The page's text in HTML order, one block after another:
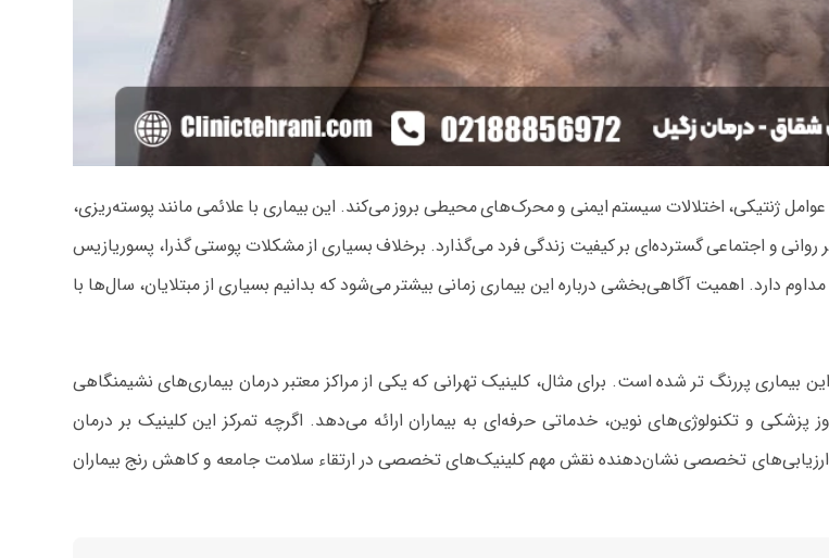
ژنتیکی، اختلالات سیستم ایمنی و محرک‌های محیطی بروز می‌کند. این بیماری با علائمی مانند پوسته‌ریزی،
و اجتماعی گسترده‌ای بر کیفیت زندگی فرد می‌گذارد. برخلاف بسیاری از مشکلات پوستی گذرا، پسوریازیس
دارد. اهمیت آگاهی‌بخشی درباره این بیماری زمانی بیشتر می‌شود که بدانیم بسیاری از مبتلایان، سال‌ها با
پررنگ‌ تر شده است. برای مثال، کلینیک تهرانی که یکی از مراکز معتبر درمان بیماری‌های نشیمنگاهی
پزشکی و تکنولوژی‌های نوین، خدماتی حرفه‌ای به بیماران ارائه می‌دهد. اگرچه تمرکز این کلینیک بر درمان
تخصصی نشان‌دهنده نقش مهم کلینیک‌های تخصصی در ارتقاء سلامت جامعه و کاهش رنج بیماران